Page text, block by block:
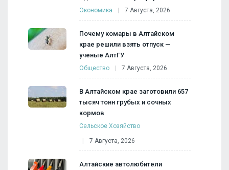
Экономика 7 Августа, 2026
Почему комары в Алтайском
крае решили взять отпуск —
ученые АлтГУ
Общество 7 Августа, 2026
В Алтайском крае заготовили 657
тысяч тонн грубых и сочных
кормов
Сельское Хозяйство
7 Августа, 2026
Алтайские автолюбители